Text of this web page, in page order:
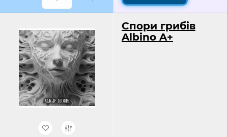
Спори грибів
Albino A+